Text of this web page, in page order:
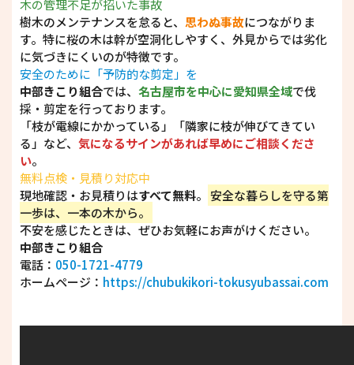
木の管理不足が招いた事故
樹木のメンテナンスを怠ると、 思わぬ事故につながりま
す。特に桜の木は幹が空洞化しやすく、外見からでは劣化
に気づきにくいのが特徴です。
安全のために「予防的な剪定」を
中部きこり組合では、 名古屋市を中心に愛知県全域で伐
採・剪定を行っております。
「枝が電線にかかっている」「隣家に枝が伸びてきてい
る」など、 気になるサインがあれば早めにご相談くださ
い。
無料点検・見積り対応中
現地確認・お見積りはすべて無料。 安全な暮らしを守る第
一歩は、一本の木から。
不安を感じたときは、ぜひお気軽にお声がけください。
中部きこり組合
電話： 050-1721-4779
ホームページ： https://chubukikori-tokusyubassai.com